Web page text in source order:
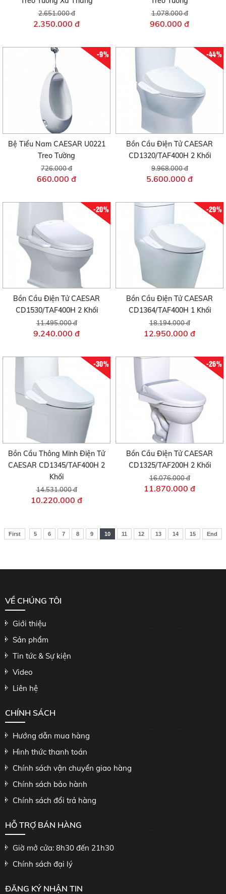
2.651.000 đ
2.350.000 đ
1.078.000 đ
960.000 đ
-9%
Bệ Tiểu Nam CAESAR U0221
Treo Tường
726.000 đ
660.000 đ
-44%
Bồn Cầu Điện Tử CAESAR
CD1320/TAF400H 2 Khối
9.968.000 đ
5.600.000 đ
-20%
Bồn Cầu Điện Tử CAESAR
CD1530/TAF400H 2 Khối
11.495.000 đ
9.240.000 đ
-29%
Bồn Cầu Điện Tử CAESAR
CD1364/TAF400H 1 Khối
18.194.000 đ
12.950.000 đ
-30%
Bồn Cầu Thông Minh Điện Tử
CAESAR CD1345/TAF400H 2
Khối
14.531.000 đ
10.220.000 đ
-26%
Bồn Cầu Điện Tử CAESAR
CD1325/TAF200H 2 Khối
16.076.000 đ
11.870.000 đ
First 5 6 7 8 9 10 11 12 13 14 15 End
VỀ CHÚNG TÔI
Giới thiệu
Sản phẩm
Tin tức & Sự kiện
Video
Liên hệ
CHÍNH SÁCH
Hướng dẫn mua hàng
Hình thức thanh toán
Chính sách vận chuyển giao hàng
Chính sách bảo hành
Chính sách đổi trả hàng
HỖ TRỢ BÁN HÀNG
Giờ mở cửa: 8h30 đến 21h30
Chính sách đại lý
ĐĂNG KÝ NHẬN TIN